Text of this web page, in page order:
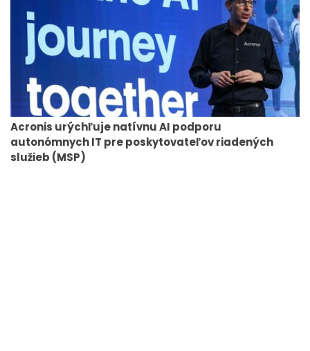
Acronis urýchľuje natívnu AI podporu
autonómnych IT pre poskytovateľov riadených
služieb (MSP)